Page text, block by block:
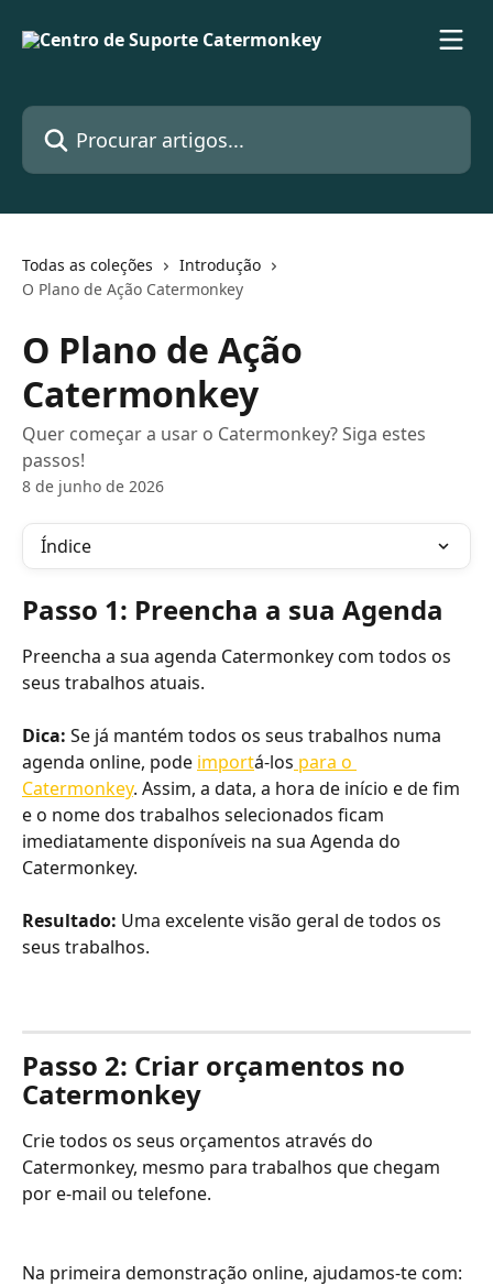
Procurar artigos...
Todas as coleções
Introdução
O Plano de Ação Catermonkey
O Plano de Ação
Catermonkey
Quer começar a usar o Catermonkey? Siga estes
passos!
8 de junho de 2026
Índice
Passo 1: Preencha a sua Agenda
Preencha a sua agenda Catermonkey com todos os
seus trabalhos atuais.
Dica: Se já mantém todos os seus trabalhos numa
agenda online, pode importá-los para o
Catermonkey. Assim, a data, a hora de início e de fim
e o nome dos trabalhos selecionados ficam
imediatamente disponíveis na sua Agenda do
Catermonkey.
Resultado: Uma excelente visão geral de todos os
seus trabalhos.
Passo 2: Criar orçamentos no
Catermonkey
Crie todos os seus orçamentos através do
Catermonkey, mesmo para trabalhos que chegam
por e-mail ou telefone.
Na primeira demonstração online, ajudamos-te com: